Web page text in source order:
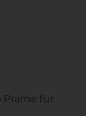
Prämie für